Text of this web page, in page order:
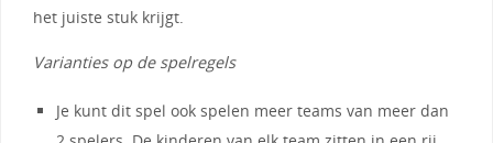
het juiste stuk krijgt.
Varianties op de spelregels
Je kunt dit spel ook spelen meer teams van meer dan